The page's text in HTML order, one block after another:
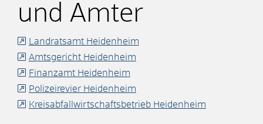
und Ämter
Landratsamt Heidenheim
Amtsgericht Heidenheim
Finanzamt Heidenheim
Polizeirevier Heidenheim
Kreisabfallwirtschaftsbetrieb Heidenheim